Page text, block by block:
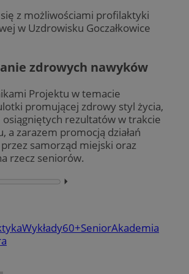
z możliwościami profilaktyki
w Uzdrowisku Goczałkowice
zdrowych nawyków
Projektu w temacie
promującej zdrowy styl życia,
rezultatów w trakcie
a zarazem promocją działań
samorząd miejski oraz
rzecz seniorów.
⏵︎
Wykłady60+SeniorAkademia